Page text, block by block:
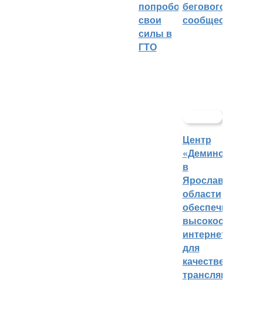
попробовали
свои
силы в
ГТО
бегового
сообщества
Центр
«Демино»
в
Ярославской
области
обеспечивают
интернетом
для
качественных
трансляций